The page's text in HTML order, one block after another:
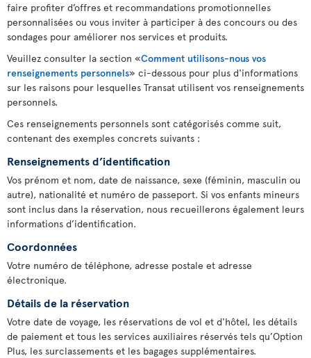
faire profiter d’offres et recommandations promotionnelles
personnalisées ou vous inviter à participer à des concours ou des
sondages pour améliorer nos services et produits.
Veuillez consulter la section «Comment utilisons-nous vos
renseignements personnels» ci-dessous pour plus d'informations
sur les raisons pour lesquelles Transat utilisent vos renseignements
personnels.
Ces renseignements personnels sont catégorisés comme suit,
contenant des exemples concrets suivants :
Renseignements d’identification
Vos prénom et nom, date de naissance, sexe (féminin, masculin ou
autre), nationalité et numéro de passeport. Si vos enfants mineurs
sont inclus dans la réservation, nous recueillerons également leurs
informations d’identification.
Coordonnées
Votre numéro de téléphone, adresse postale et adresse
électronique.
Détails de la réservation
Votre date de voyage, les réservations de vol et d'hôtel, les détails
de paiement et tous les services auxiliaires réservés tels qu’Option
Plus, les surclassements et les bagages supplémentaires.